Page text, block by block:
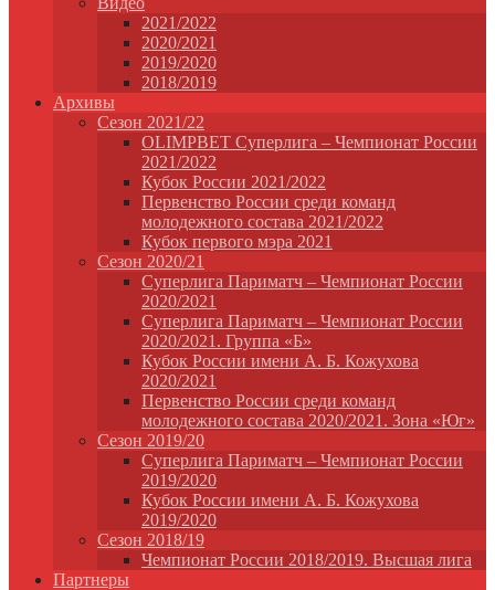
2021/2022
2020/2021
2019/2020
2018/2019
Архивы
Сезон 2021/22
OLIMPBET Суперлига – Чемпионат России
2021/2022
Кубок России 2021/2022
Первенство России среди команд
молодежного состава 2021/2022
Кубок первого мэра 2021
Сезон 2020/21
Суперлига Париматч – Чемпионат России
2020/2021
Суперлига Париматч – Чемпионат России
2020/2021. Группа «Б»
Кубок России имени А. Б. Кожухова
2020/2021
Первенство России среди команд
молодежного состава 2020/2021. Зона «Юг»
Сезон 2019/20
Суперлига Париматч – Чемпионат России
2019/2020
Кубок России имени А. Б. Кожухова
2019/2020
Сезон 2018/19
Чемпионат России 2018/2019. Высшая лига
Партнеры